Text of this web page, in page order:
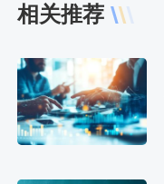
相关推荐